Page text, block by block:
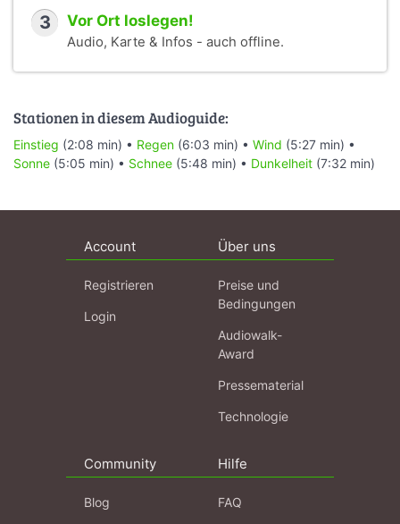
3 Vor Ort loslegen!
Audio, Karte & Infos - auch offline.
Stationen in diesem Audioguide:
Einstieg (2:08 min) • Regen (6:03 min) • Wind (5:27 min) •
Sonne (5:05 min) • Schnee (5:48 min) • Dunkelheit (7:32 min)
Account
Registrieren
Login
Über uns
Preise und
Bedingungen
Audiowalk-
Award
Pressematerial
Technologie
Community
Blog
Hilfe
FAQ